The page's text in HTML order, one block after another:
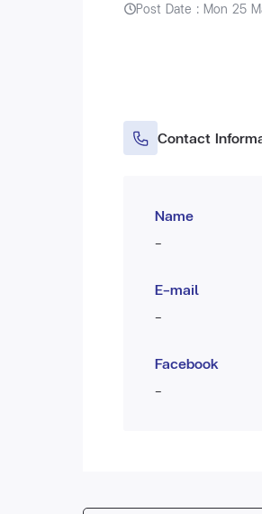
Post Date : Mon 25
Contact
Name
-
E-mail
-
Facebook
-